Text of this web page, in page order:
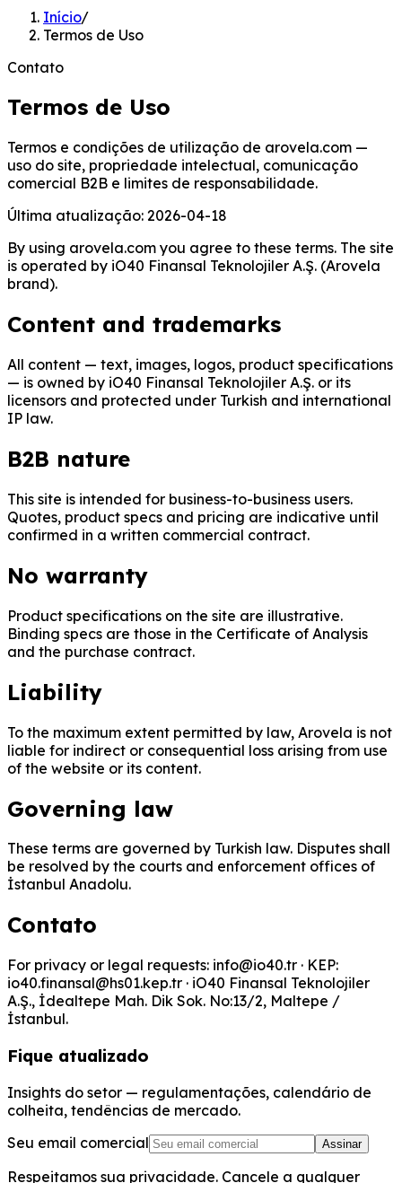
Início/
Termos de Uso
Contato
Termos de Uso
Termos e condições de utilização de arovela.com —
uso do site, propriedade intelectual, comunicação
comercial B2B e limites de responsabilidade.
Última atualização: 2026-04-18
By using arovela.com you agree to these terms. The site
is operated by iO40 Finansal Teknolojiler A.Ş. (Arovela
brand).
Content and trademarks
All content — text, images, logos, product specifications
— is owned by iO40 Finansal Teknolojiler A.Ş. or its
licensors and protected under Turkish and international
IP law.
B2B nature
This site is intended for business-to-business users.
Quotes, product specs and pricing are indicative until
confirmed in a written commercial contract.
No warranty
Product specifications on the site are illustrative.
Binding specs are those in the Certificate of Analysis
and the purchase contract.
Liability
To the maximum extent permitted by law, Arovela is not
liable for indirect or consequential loss arising from use
of the website or its content.
Governing law
These terms are governed by Turkish law. Disputes shall
be resolved by the courts and enforcement offices of
İstanbul Anadolu.
Contato
For privacy or legal requests: info@io40.tr · KEP:
io40.finansal@hs01.kep.tr · iO40 Finansal Teknolojiler
A.Ş., İdealtepe Mah. Dik Sok. No:13/2, Maltepe /
İstanbul.
Fique atualizado
Insights do setor — regulamentações, calendário de
colheita, tendências de mercado.
Seu email comercial
Assinar
Respeitamos sua privacidade. Cancele a qualquer